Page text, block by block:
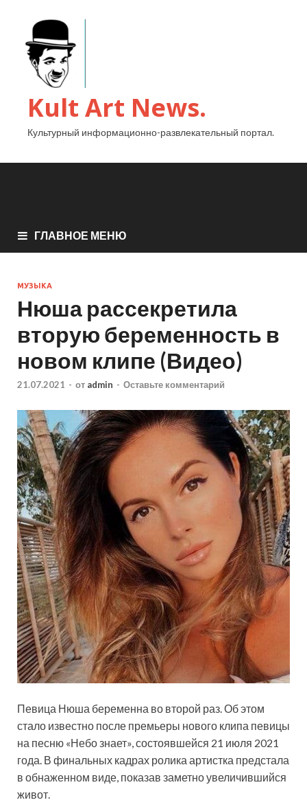
Kult Art News.
Культурный информационно-развлекательный портал.
ГЛАВНОЕ МЕНЮ
МУЗЫКА
Нюша рассекретила
вторую беременность в
новом клипе (Видео)
21.07.2021 - от admin - Оставьте комментарий
Певица Нюша беременна во второй раз. Об этом
стало известно после премьеры нового клипа певицы
на песню «Небо знает», состоявшейся 21 июля 2021
года. В финальных кадрах ролика артистка предстала
в обнаженном виде, показав заметно увеличившийся
живот.